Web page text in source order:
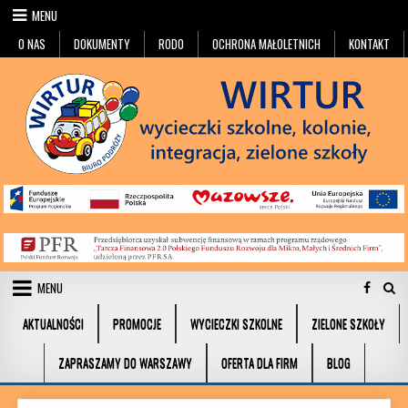
Przejdź do treści
MENU
O NAS
DOKUMENTY RODO OCHRONA MAŁOLETNICH KONTAKT
MENU
AKTUALNOŚCI
PROMOCJE WYCIECZKI SZKOLNE ZIELONE SZKOŁY
ZAPRASZAMY DO WARSZAWY OFERTA DLA FIRM BLOG